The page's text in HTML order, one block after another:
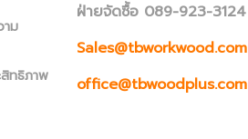
ม
ทธิภาพ
ฝ่ายจัดซื้อ 089-923-3124
Sales@tbworkwood.com
office@tbwoodplus.com